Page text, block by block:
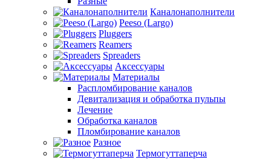
Каналонаполнители
Peeso (Largo)
Pluggers
Reamers
Spreaders
Аксессуары
Материалы
Распломбирование каналов
Девитализация и обработка пульпы
Лечение
Обработка каналов
Пломбирование каналов
Разное
Термогуттаперча